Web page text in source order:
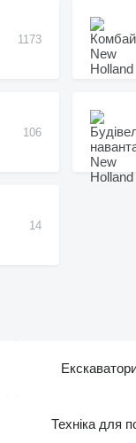
1173
106
14
Техніка для